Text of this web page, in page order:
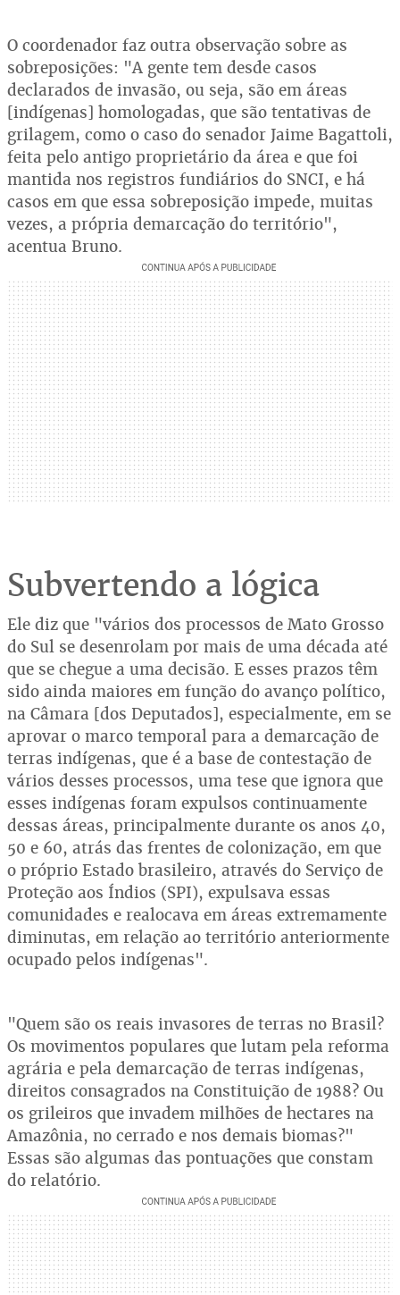
O coordenador faz outra observação sobre as
sobreposições: "A gente tem desde casos
declarados de invasão, ou seja, são em áreas
[indígenas] homologadas, que são tentativas de
grilagem, como o caso do senador Jaime Bagattoli,
feita pelo antigo proprietário da área e que foi
mantida nos registros fundiários do SNCI, e há
casos em que essa sobreposição impede, muitas
vezes, a própria demarcação do território",
acentua Bruno.
Subvertendo a lógica
Ele diz que "vários dos processos de Mato Grosso
do Sul se desenrolam por mais de uma década até
que se chegue a uma decisão. E esses prazos têm
sido ainda maiores em função do avanço político,
na Câmara [dos Deputados], especialmente, em se
aprovar o marco temporal para a demarcação de
terras indígenas, que é a base de contestação de
vários desses processos, uma tese que ignora que
esses indígenas foram expulsos continuamente
dessas áreas, principalmente durante os anos 40,
50 e 60, atrás das frentes de colonização, em que
o próprio Estado brasileiro, através do Serviço de
Proteção aos Índios (SPI), expulsava essas
comunidades e realocava em áreas extremamente
diminutas, em relação ao território anteriormente
ocupado pelos indígenas".
"Quem são os reais invasores de terras no Brasil?
Os movimentos populares que lutam pela reforma
agrária e pela demarcação de terras indígenas,
direitos consagrados na Constituição de 1988? Ou
os grileiros que invadem milhões de hectares na
Amazônia, no cerrado e nos demais biomas?"
Essas são algumas das pontuações que constam
do relatório.